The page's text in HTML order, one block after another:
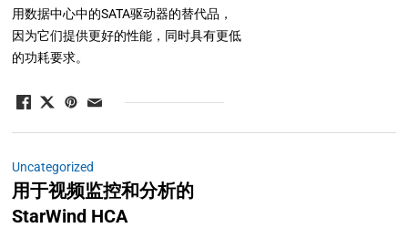
用数据中心中的SATA驱动器的替代品，
因为它们提供更好的性能，同时具有更低
的功耗要求。
Uncategorized
用于视频监控和分析的
StarWind HCA